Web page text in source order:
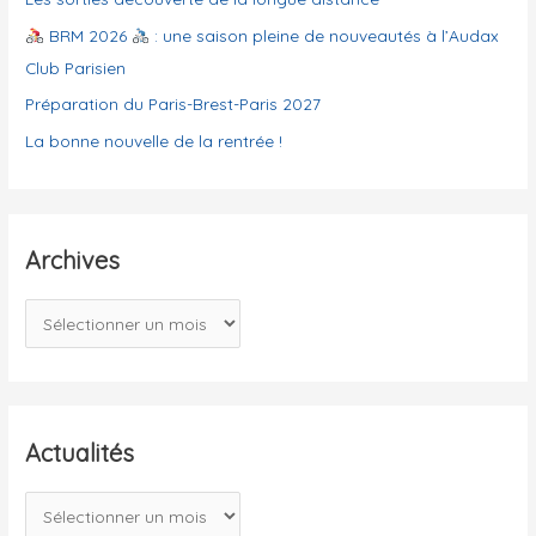
e
s
BRM 2026
: une saison pleine de nouveautés à l’Audax
Club Parisien
Préparation du Paris-Brest-Paris 2027
La bonne nouvelle de la rentrée !
Archives
r
Actualités